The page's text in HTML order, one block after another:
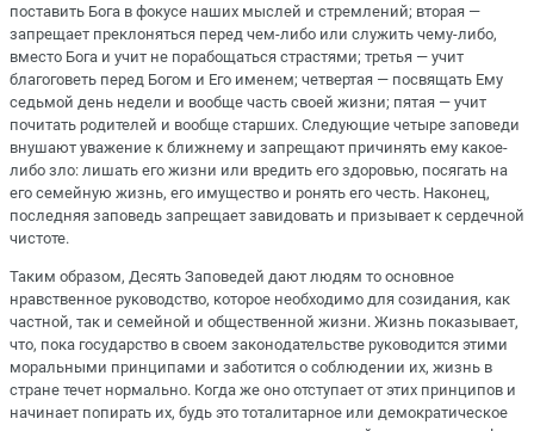
поставить Бога в фокусе наших мыслей и стремлений; вторая —
запрещает преклоняться перед чем-либо или служить чему-либо,
вместо Бога и учит не порабощаться страстями; третья — учит
благоговеть перед Богом и Его именем; четвертая — посвящать Ему
седьмой день недели и вообще часть своей жизни; пятая — учит
почитать родителей и вообще старших. Следующие четыре заповеди
внушают уважение к ближнему и запрещают причинять ему какое-
либо зло: лишать его жизни или вредить его здоровью, посягать на
его семейную жизнь, его имущество и ронять его честь. Наконец,
последняя заповедь запрещает завидовать и призывает к сердечной
чистоте.
Таким образом, Десять Заповедей дают людям то основное
нравственное руководство, которое необходимо для созидания, как
частной, так и семейной и общественной жизни. Жизнь показывает,
что, пока государство в своем законодательстве руководится этими
моральными принципами и заботится о соблюдении их, жизнь в
стране течет нормально. Когда же оно отступает от этих принципов и
начинает попирать их, будь это тоталитарное или демократическое